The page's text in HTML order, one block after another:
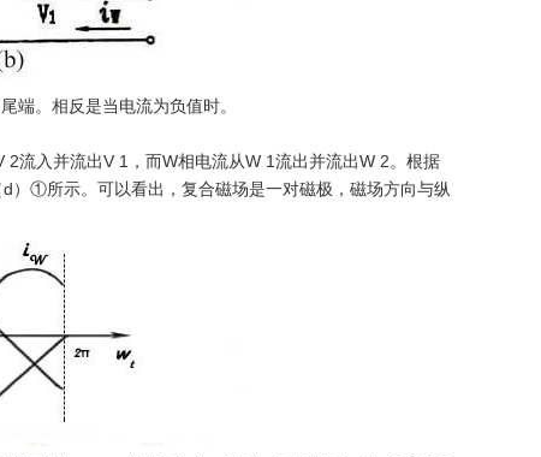
端。相反是当电流为负值时。
流入并流出V 1，而W相电流从W 1流出并流出W 2。根据
）①所示。可以看出，复合磁场是一对磁极，磁场方向与纵